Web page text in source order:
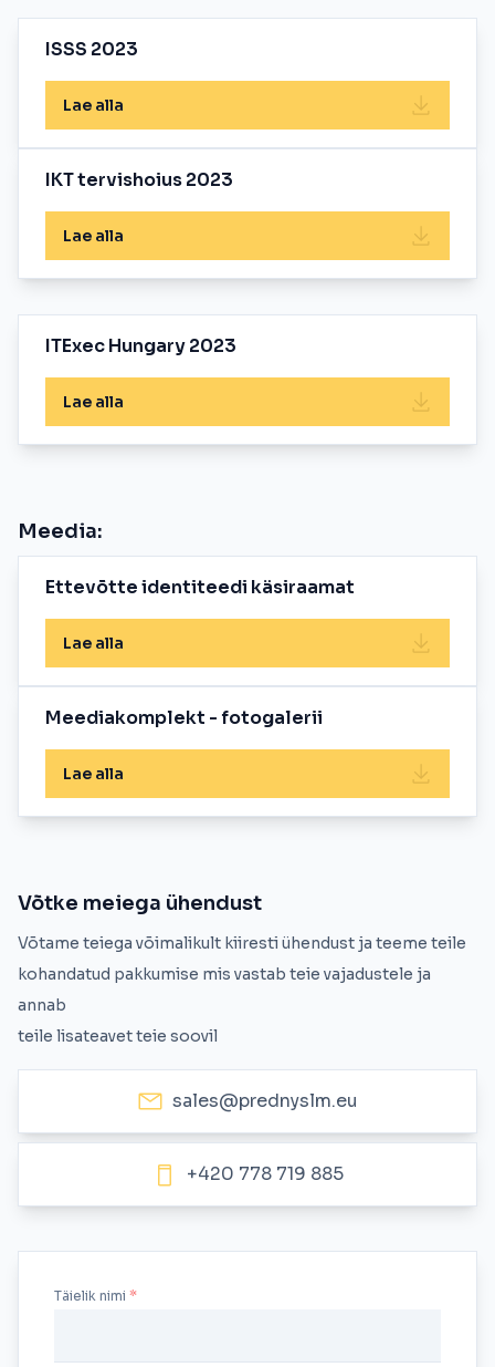
ISSS 2023
Lae alla
IKT tervishoius 2023
Lae alla
ITExec Hungary 2023
Lae alla
Meedia:
Ettevõtte identiteedi käsiraamat
Lae alla
Meediakomplekt - fotogalerii
Lae alla
Võtke meiega ühendust
Võtame teiega võimalikult kiiresti ühendust ja teeme teile
kohandatud pakkumise mis vastab teie vajadustele ja
annab
teile lisateavet teie soovil
sales@prednyslm.eu
+420 778 719 885
Täielik nimi